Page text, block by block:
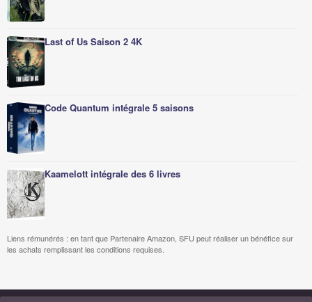
Last of Us Saison 2 4K
Code Quantum intégrale 5 saisons
Kaamelott intégrale des 6 livres
Liens rémunérés : en tant que Partenaire Amazon, SFU peut réaliser un bénéfice sur
les achats remplissant les conditions requises.